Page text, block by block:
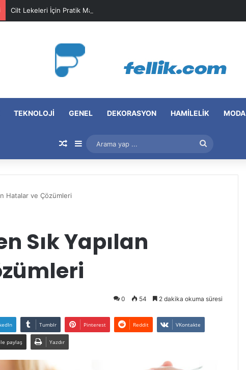
Cilt Lekeleri İçin Pratik Maske Önerileri
TEKNOLOJI GENEL DEKORASYON HAMILELIK MODA
Rastgele Makale
Kenar Bölmesi
Arama
yap
Hatalar ve Çözümleri
Sık Yapılan
0 54 2 dakika okuma süresi
Tumblr Pinterest Reddit VKontakte
paylaş Yazdır